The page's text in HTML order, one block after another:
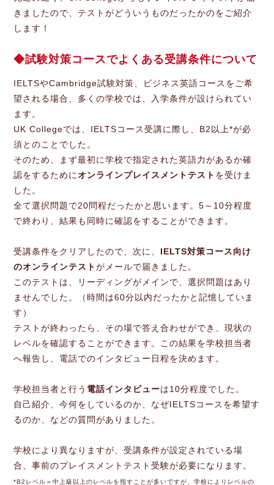
きましたので、テストがどういうものだったかのをご紹介
します！
試験対策コースでよくある受講条件について
IELTSやCambridge試験対策、ビジネス英語コースをご希
望される場合、多くの学校では、入学条件が設けられてい
ます。
UK Collegeでは、IELTSコース受講に際し、B2以上*が必
須とのことでした。
そのため、まず最初に学校で指定された英語力があるか確
認をするためにオンラインプレイスメントテスト を受けま
した。
全て選択問題で20問程だったかと思います。5～10分程度
で終わり、結果も同時に確認をすることができます。
受講条件をクリアしたので、次に、 IELTS対策コース向け
のオンラインテストがメールで届きました。
このテストは、リーディングがメインで、選択問題はあり
ませんでした。（時間は60分以内だったかと記憶していま
す）
テストが終わったら、その場で答え合わせができ、現状の
レベルを確認することができます。この結果を学校担当者
へ報告し、電話でのインタビュー日程を決めます。
学校担当者と行う 電話インタビューは10分程度でした。
自己紹介、今何をしているのか、なぜIELTSコースを希望す
るのか、などの質問がありました。
学校により異なりますが、受講条件が設定されている場
合、事前のプレイスメントテスト受験が必要になります。
*B2レベル＝中上級以上のレベルを指すことが多いですが、学校によりレベルの